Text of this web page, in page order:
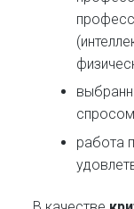
работа